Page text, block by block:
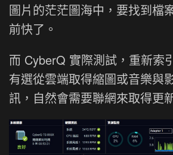
圖片的茫茫圖海中，要找到檔
前快了。
而 CyberQ 實際測試，重新索
有選從雲端取得縮圖或音樂與
訊，自然會需要聯網來取得更